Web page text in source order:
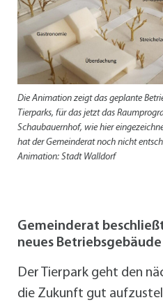
Die Animation zeigt das geplante
Tierparks, für das jetzt das
Schaubauernhof, wie hier
hat der Gemeinderat noch nicht
Animation: Stadt Walldorf
Gemeinderat
neues Betriebsgebäude
Der Tierpark geht den
die Zukunft gut